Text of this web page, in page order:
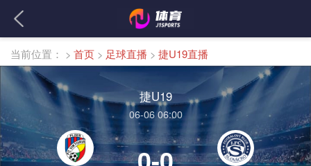
当前位置： > 首页 > 足球直播 > 捷U19直播
捷U19
06-06 06:00